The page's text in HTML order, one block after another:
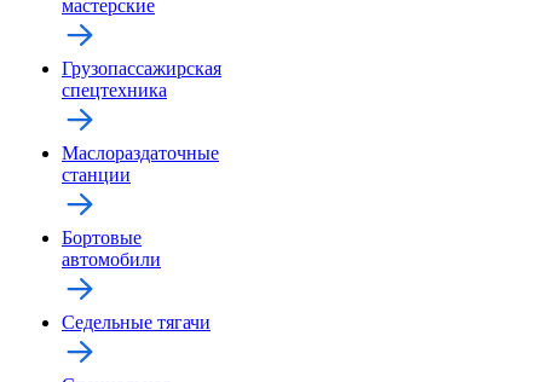
мастерские
Грузопассажирская
спецтехника
Маслораздаточные
станции
Бортовые
автомобили
Седельные тягачи